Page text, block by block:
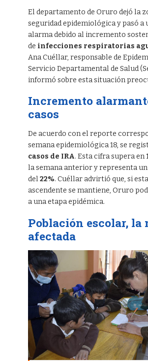
El departamento de Oruro dejó la
seguridad epidemiológica y pasó a
alarma debido al incremento
de infecciones respiratorias
Ana Cuéllar, responsable de
Servicio Departamental de Salud
informó sobre esta situación
Incremento
casos
De acuerdo con el reporte
semana epidemiológica 18, se
casos de IRA. Esta cifra supera en
la semana anterior y representa
del 22%. Cuéllar advirtió que, si
ascendente se mantiene, Oruro
a una etapa epidémica.
Población escolar, la
afectada